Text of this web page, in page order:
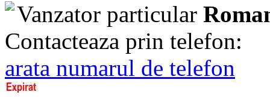
Vanzator particular
Contacteaza prin telefon:
arata numarul de telefon